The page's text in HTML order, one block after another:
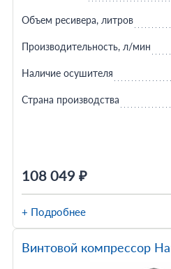
108 049 ₽
Объем ресивера, литров
Производительность, л/мин
Наличие осушителя
Страна производства
+ Подробнее
Винтовой компрессор